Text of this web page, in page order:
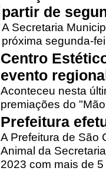
partir de
A Secretaria
próxima segunda-
Centro
evento
Aconteceu nesta
premiações do
Prefeitura
A Prefeitura de São
Animal da
2023 com mais de 5